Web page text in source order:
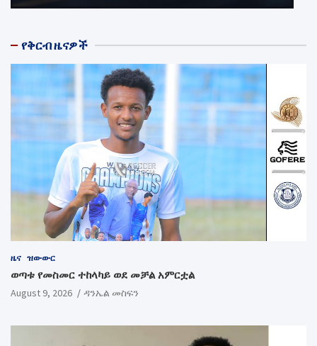
የቅርብ ዜናዎች
ዜና ዝውውር
ወጣቱ የመስመር ተከላካይ ወደ መቻል አምርቷል
August 9, 2026 ዳንኤል መስፍን